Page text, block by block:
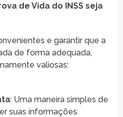
de Vida do INSS seja
e garantir que a
de forma adequada,
valiosas:
: Uma maneira simples de
suas informações